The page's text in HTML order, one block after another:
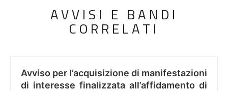
AVVISI E BANDI
CORRELATI
Avviso per l’acquisizione di manifestazioni
di interesse finalizzata all’affidamento di